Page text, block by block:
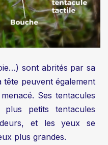
sont abrités par sa
tête peuvent également
Ses tentacules
petits tentacules
et les yeux se
plus grandes.